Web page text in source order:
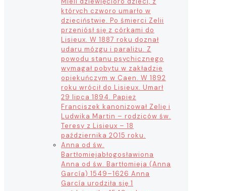
których czworo umarło w
dzieciństwie. Po śmierci Zelii
przeniósł się z córkami do
Lisieux. W 1887 roku doznał
udaru mózgu i paraliżu. Z
powodu stanu psychicznego
wymagał pobytu w zakładzie
opiekuńczym w Caen. W 1892
roku wrócił do Lisieux. Umarł
29 lipca 1894. Papież
Franciszek kanonizował Zelię i
Ludwika Martin – rodziców św.
Teresy z Lisieux – 18
października 2015 roku.
Anna od św.
Bartłomiejabłogosławiona
Anna od św. Bartłomieja (Anna
García) 1549–1626 Anna
García urodziła się 1